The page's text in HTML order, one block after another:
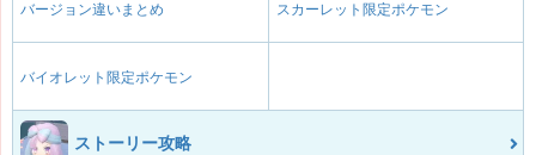
バージョン違いまとめ スカーレット限定ポケモン
バイオレット限定ポケモン
ストーリー攻略